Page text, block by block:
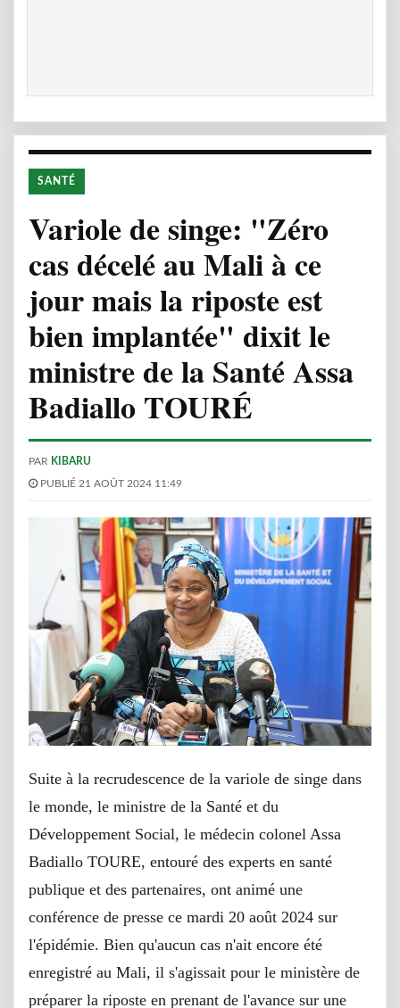
SANTÉ
Variole de singe: "Zéro
cas décelé au Mali à ce
jour mais la riposte est
bien implantée" dixit le
ministre de la Santé Assa
Badiallo TOURÉ
PAR KIBARU
PUBLIÉ 21 AOÛT 2024 11:49
Suite à la recrudescence de la variole de singe dans
le monde, le ministre de la Santé et du
Développement Social, le médecin colonel Assa
Badiallo TOURE, entouré des experts en santé
publique et des partenaires, ont animé une
conférence de presse ce mardi 20 août 2024 sur
l'épidémie. Bien qu'aucun cas n'ait encore été
enregistré au Mali, il s'agissait pour le ministère de
préparer la riposte en prenant de l'avance sur une